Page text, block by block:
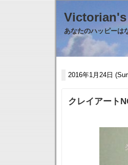
あなたのハッピー
2016年1月24日
クレイアート